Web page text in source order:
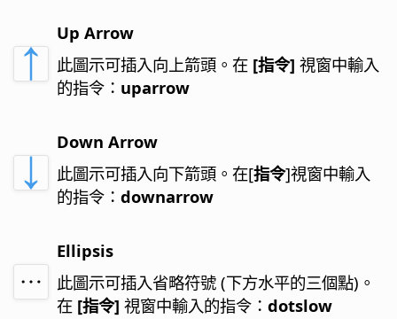
Up Arrow
此圖示可插入向上箭頭。在 [指令] 視窗中輸入
的指令： uparrow
Down Arrow
此圖示可插入向下箭頭。在[指令]視窗中輸入
的指令：downarrow
Ellipsis
此圖示可插入省略符號 (下方水平的三個點)。
在 [指令] 視窗中輸入的指令：dotslow